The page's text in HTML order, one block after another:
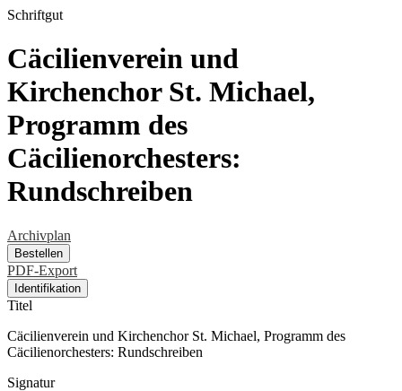
Schriftgut
Cäcilienverein und
Kirchenchor St. Michael,
Programm des
Cäcilienorchesters:
Rundschreiben
Archivplan
Bestellen
PDF-Export
Identifikation
Titel
Cäcilienverein und Kirchenchor St. Michael, Programm des
Cäcilienorchesters: Rundschreiben
Signatur